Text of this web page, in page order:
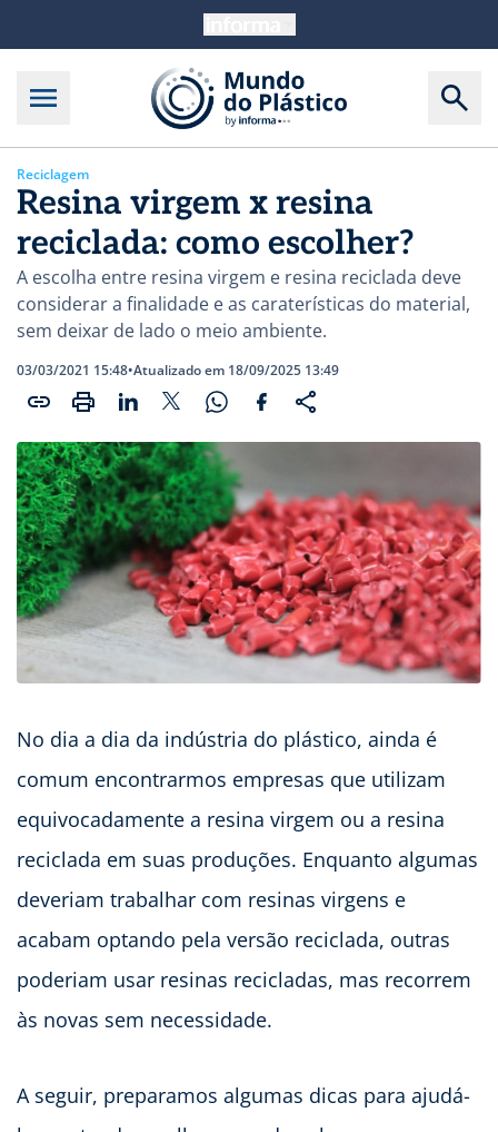
Reciclagem
Resina virgem x resina
reciclada: como escolher?
A escolha entre resina virgem e resina reciclada deve
considerar a finalidade e as caraterísticas do material,
sem deixar de lado o meio ambiente.
03/03/2021 15:48•Atualizado em 18/09/2025 13:49
No dia a dia da indústria do plástico, ainda é
comum encontrarmos empresas que utilizam
equivocadamente a resina virgem ou a resina
reciclada em suas produções. Enquanto algumas
deveriam trabalhar com resinas virgens e
acabam optando pela versão reciclada, outras
poderiam usar resinas recicladas, mas recorrem
às novas sem necessidade.
A seguir, preparamos algumas dicas para ajudá-